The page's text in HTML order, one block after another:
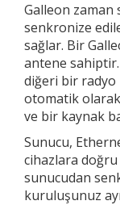
Galleon zaman
senkronize
sağlar. Bir
antene
diğeri bir radyo
otomatik olarak
ve bir kaynak
Sunucu,
cihazlara
sunucudan
kuruluşunuz